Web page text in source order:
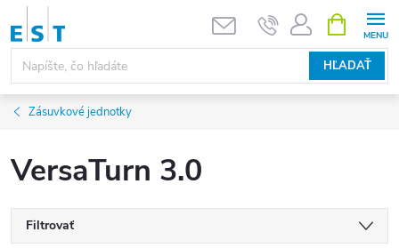
Prejsť
obsah
HĽADAŤ
KOŠÍK
Zásuvkové jednotky
VersaTurn 3.0
Filtrovať